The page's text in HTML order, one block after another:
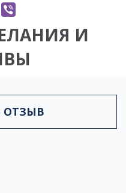
И
ОТЗЫВ